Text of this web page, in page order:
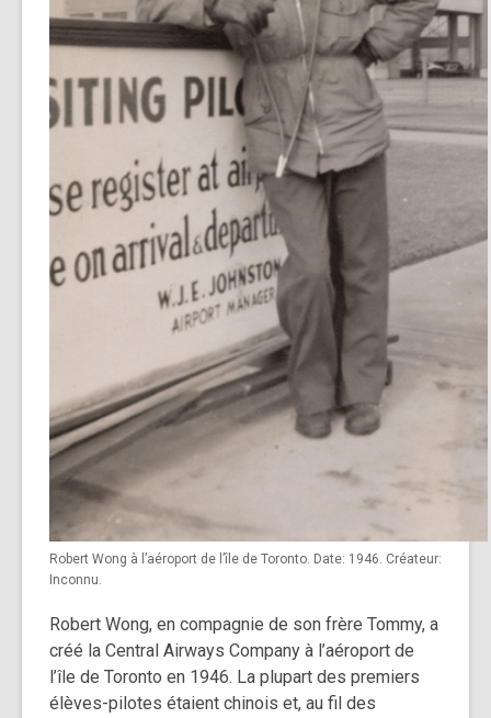
Robert Wong à l’aéroport de l’île de Toronto. Date: 1946. Créateur:
Inconnu.
Robert Wong, en compagnie de son frère Tommy, a
créé la Central Airways Company à l’aéroport de
l’île de Toronto en 1946. La plupart des premiers
élèves-pilotes étaient chinois et, au fil des